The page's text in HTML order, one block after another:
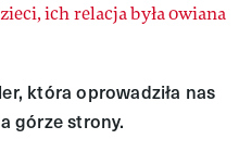
ich relacja była owiana
która oprowadziła nas
górze strony.